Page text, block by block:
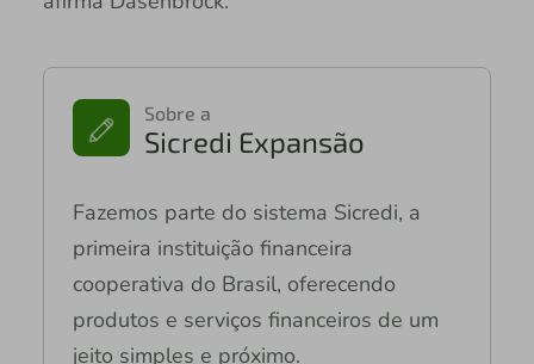
Sobre a
Sicredi Expansão
Fazemos parte do sistema Sicredi, a
primeira instituição financeira
cooperativa do Brasil, oferecendo
produtos e serviços financeiros de um
jeito simples e próximo.